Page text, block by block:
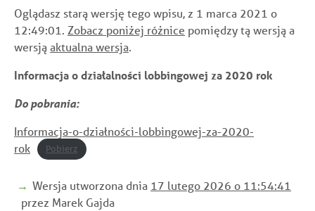
Oglądasz starą wersję tego wpisu, z 1 marca 2021 o
12:49:01. Zobacz poniżej różnice pomiędzy tą wersją a
wersjąaktualna wersja.
Informacja o działalności lobbingowej za 2020 rok
Do pobrania:
Informacja-o-działności-lobbingowej-za-2020-
rok
Pobierz
Wersja utworzona dnia 17 lutego 2026 o 11:54:41
przez Marek Gajda